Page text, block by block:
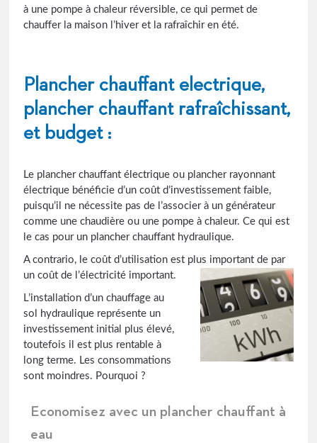
à une pompe à chaleur réversible, ce qui permet de
chauffer la maison l’hiver et la rafraîchir en été.
Plancher chauffant electrique,
plancher chauffant rafraîchissant,
et budget :
Le plancher chauffant électrique ou plancher rayonnant
électrique bénéficie d’un coût d’investissement faible,
puisqu’il ne nécessite pas de l’associer à un générateur
comme une chaudière ou une pompe à chaleur. Ce qui est
le cas pour un plancher chauffant hydraulique.
A contrario, le coût d’utilisation est plus important de par
un coût de l’électricité important.
L’installation d’un chauffage au
sol hydraulique représente un
investissement initial plus élevé,
toutefois il est plus rentable à
long terme. Les consommations
sont moindres. Pourquoi ?
Economisez avec un plancher chauffant à
eau